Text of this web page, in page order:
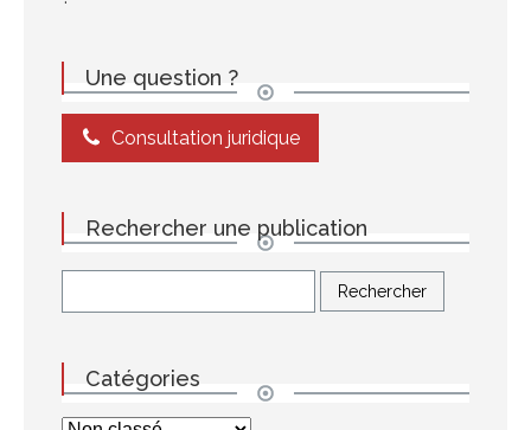
Une question ?
Consultation juridique
Rechercher une publication
Catégories